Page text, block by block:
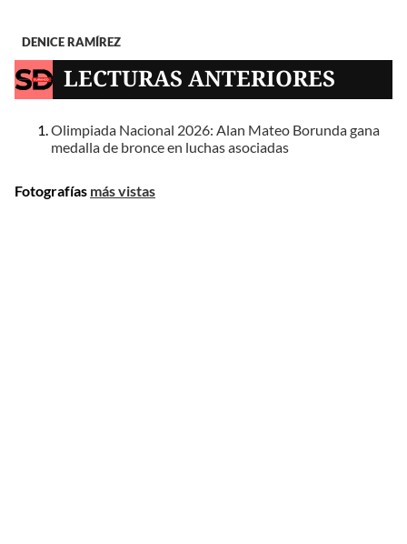
DENICE RAMÍREZ
LECTURAS ANTERIORES
Olimpiada Nacional 2026: Alan Mateo Borunda gana
medalla de bronce en luchas asociadas
Fotografías más vistas